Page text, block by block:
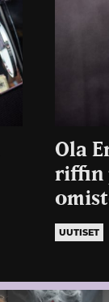
Ola
riffin
UUTISET